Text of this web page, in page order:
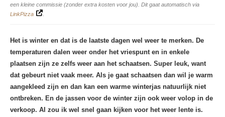
een kleine commissie (zonder extra kosten voor jou). Dit gaat automatisch via
LinkPizza
Het is winter en dat is de laatste dagen wel weer te merken. De
temperaturen dalen weer onder het vriespunt en in enkele
plaatsen zijn ze zelfs weer aan het schaatsen. Super leuk, want
dat gebeurt niet vaak meer. Als je gaat schaatsen dan wil je warm
aangekleed zijn en dan kan een warme winterjas natuurlijk niet
ontbreken. En de jassen voor de winter zijn ook weer volop in de
verkoop. Al zou ik wel snel gaan kijken voor het weer lente is.